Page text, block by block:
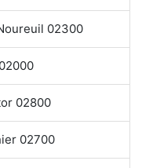
02300
02800
02700